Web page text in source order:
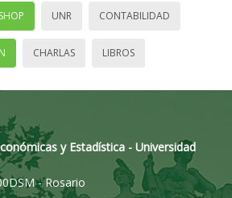
UNR CONTABILIDAD
CHARLAS LIBROS
y Estadística - Universidad
- Rosario